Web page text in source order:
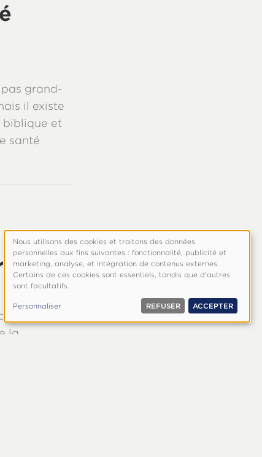
grand-
il existe
biblique et
santé
lorsque
la
Utilisation
des
données
personnelles
et
Nous utilisons des cookies et traitons des données
personnelles aux fins suivantes : fonctionnalité, publicité et
marketing, analyse, et intégration de contenus externes.
Certains de ces cookies sont essentiels, tandis que d'autres
sont facultatifs.
Personnaliser REFUSER ACCEPTER